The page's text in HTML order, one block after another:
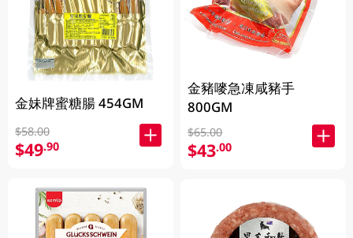
金妹牌蜜糖腸 454GM
$58.00
$49.90
金豬嘜急凍咸豬手
800GM
$65.00
$43.00